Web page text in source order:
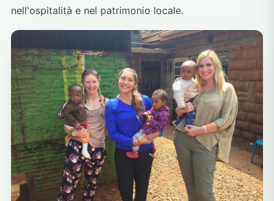
nell'ospitalità e nel patrimonio locale.